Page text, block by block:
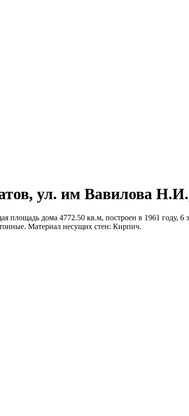
ул. им Вавилова
дома 4772.50 кв.м, построен в 1961 году, 6
Материал несущих стен: Кирпич.